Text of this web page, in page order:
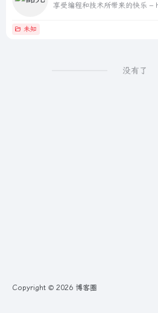
享受编程和技术所带来的快乐
未知
没有了
Copyright © 2026 博客圈